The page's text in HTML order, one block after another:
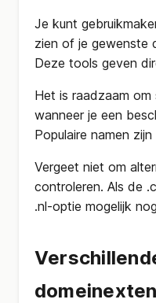
Je kunt
zien of je gewenste
Deze tools geven
Het is raadzaam
wanneer je een
Populaire namen
Vergeet niet om
controleren. Als de
.nl-optie mogelijk